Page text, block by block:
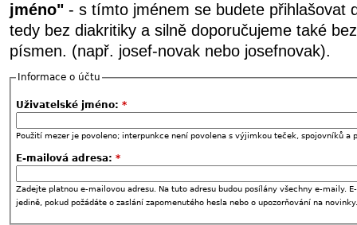
jméno" - s tímto jménem se budete přihlašovat
tedy bez diakritiky a silně doporučujeme také
písmen. (např. josef-novak nebo josefnovak).
Informace o účtu
Uživatelské jméno: *
Použití mezer je povoleno; interpunkce není povolena s výjimkou teček, spojovníků a
E-mailová adresa: *
Zadejte platnou e-mailovou adresu. Na tuto adresu budou posílány všechny e-maily.
jedině, pokud požádáte o zaslání zapomenutého hesla nebo o upozorňování na novinky.